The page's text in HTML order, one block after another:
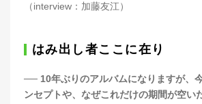
（interview：加藤友江）
はみ出し者ここに在り
── 10年ぶりのアルバムになりますが、
ンセプトや、なぜこれだけの期間が空い